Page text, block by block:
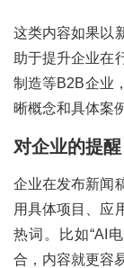
这类内容如果以
助于提升企业在
制造等B2B企业
晰概念和具体案
对企业的提醒
企业在发布新闻
用具体项目、应
热词。比如“AI
合，内容就更容